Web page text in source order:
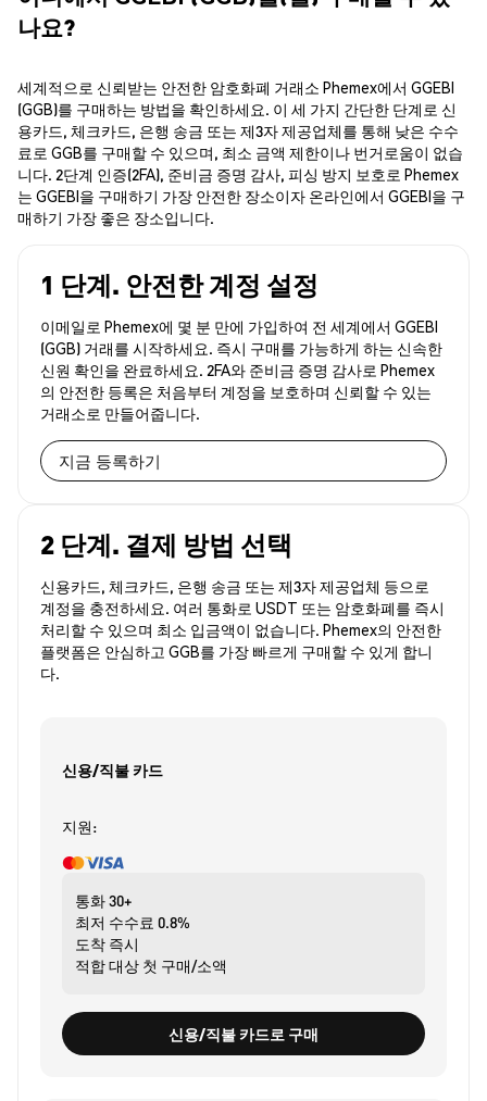
나요?
세계적으로 신뢰받는 안전한 암호화폐 거래소 Phemex에서 GGEBI
(GGB)를 구매하는 방법을 확인하세요. 이 세 가지 간단한 단계로 신
용카드, 체크카드, 은행 송금 또는 제3자 제공업체를 통해 낮은 수수
료로 GGB를 구매할 수 있으며, 최소 금액 제한이나 번거로움이 없습
니다. 2단계 인증(2FA), 준비금 증명 감사, 피싱 방지 보호로 Phemex
는 GGEBI을 구매하기 가장 안전한 장소이자 온라인에서 GGEBI을 구
매하기 가장 좋은 장소입니다.
1 단계. 안전한 계정 설정
이메일로 Phemex에 몇 분 만에 가입하여 전 세계에서 GGEBI
(GGB) 거래를 시작하세요. 즉시 구매를 가능하게 하는 신속한
신원 확인을 완료하세요. 2FA와 준비금 증명 감사로 Phemex
의 안전한 등록은 처음부터 계정을 보호하며 신뢰할 수 있는
거래소로 만들어줍니다.
지금 등록하기
2 단계. 결제 방법 선택
신용카드, 체크카드, 은행 송금 또는 제3자 제공업체 등으로
계정을 충전하세요. 여러 통화로 USDT 또는 암호화폐를 즉시
처리할 수 있으며 최소 입금액이 없습니다. Phemex의 안전한
플랫폼은 안심하고 GGB를 가장 빠르게 구매할 수 있게 합니
다.
신용/직불 카드
지원:
통화30+
최저 수수료 0.8%
도착 즉시
적합 대상 첫 구매/소액
신용/직불 카드로 구매